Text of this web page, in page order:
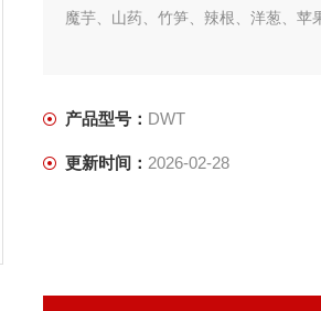
魔芋、山药、竹笋、辣根、洋葱、苹
产品型号： DWT
更新时间： 2026-02-28